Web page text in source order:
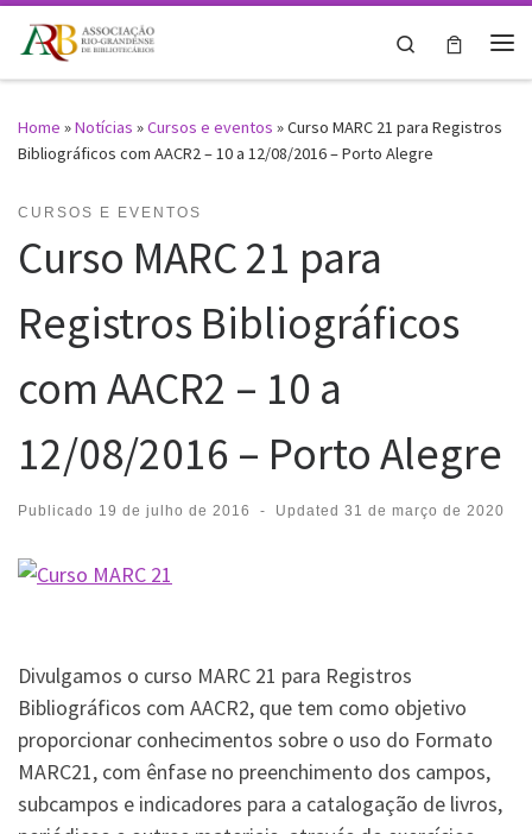
Skip to content
Search
Home »Notícias »Cursos e eventos »Curso MARC 21 para Registros
Bibliográficos com AACR2 – 10 a 12/08/2016 – Porto Alegre
CURSOS E EVENTOS
Curso MARC 21 para
Registros Bibliográficos
com AACR2 – 10 a
12/08/2016 – Porto Alegre
Publicado 19 de julho de 2016 - Updated 31 de março de 2020
Divulgamos o curso MARC 21 para Registros
Bibliográficos com AACR2, que tem como objetivo
proporcionar conhecimentos sobre o uso do Formato
MARC21, com ênfase no preenchimento dos campos,
subcampos e indicadores para a catalogação de livros,